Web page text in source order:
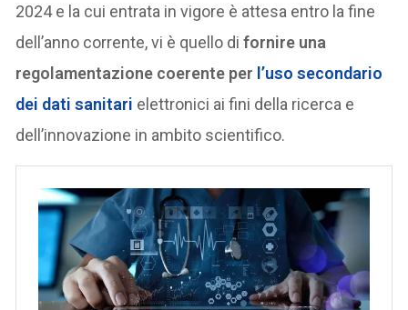
2024 e la cui entrata in vigore è attesa entro la fine
dell’anno corrente, vi è quello di fornire una
regolamentazione coerente per l’uso secondario
dei dati sanitari elettronici ai fini della ricerca e
dell’innovazione in ambito scientifico.